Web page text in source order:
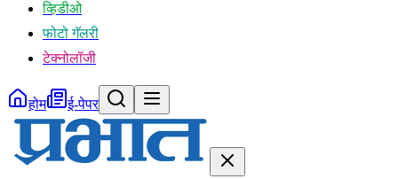
व्हिडीओ
फोटो गॅलरी
टेक्नोलॉजी
होम ई-पेपर